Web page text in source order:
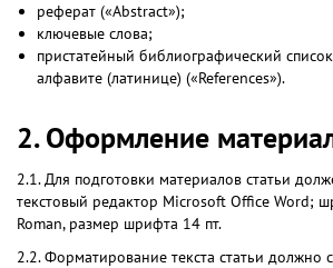
реферат («Abstract»);
ключевые слова;
пристатейный библиографический
алфавите (латинице) («References»).
2. Оформление
2.1. Для подготовки материалов статьи
текстовый редактор Microsoft Office Word;
Roman, размер шрифта 14 пт.
2.2. Форматирование текста статьи должно